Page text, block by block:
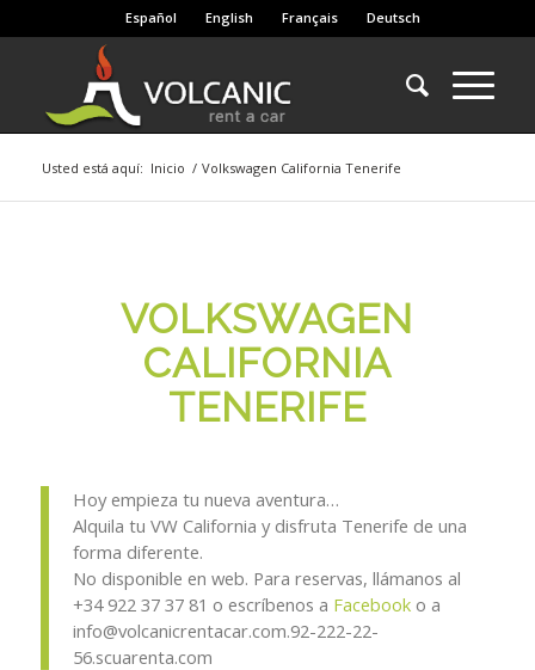
Español English Français Deutsch
Usted está aquí: Inicio / Volkswagen California Tenerife
VOLKSWAGEN
CALIFORNIA
TENERIFE
Hoy empieza tu nueva aventura…
Alquila tu VW California y disfruta Tenerife de una
forma diferente.
No disponible en web. Para reservas, llámanos al
+34 922 37 37 81 o escríbenos a Facebooko a
info@volcanicrentacar.com.92-222-22-
56.scuarenta.com